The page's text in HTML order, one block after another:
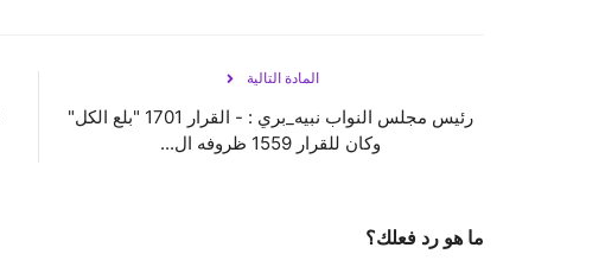
المادة التالية
رئيس مجلس النواب ‎نبيه_بري : - القرار 1701 "بلع الكل"
وكان للقرار 1559 ظروفه ال...
ما هو رد فعلك؟